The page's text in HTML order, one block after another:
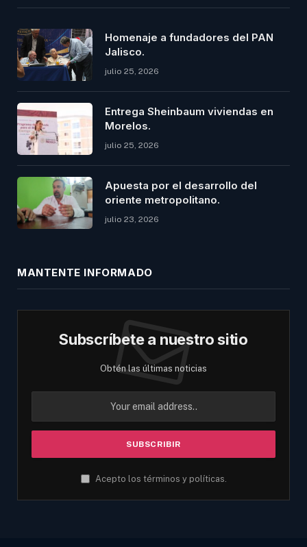
Homenaje a fundadores del PAN
Jalisco.
julio 25, 2026
Entrega Sheinbaum viviendas en
Morelos.
julio 25, 2026
Apuesta por el desarrollo del
oriente metropolitano.
julio 23, 2026
MANTENTE INFORMADO
Subscríbete a nuestro sitio
Obtén las últimas noticias
Acepto los términos y políticas.